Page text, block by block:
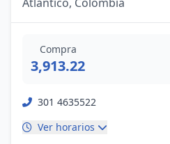
Compra
3,913.22
301 4635522
Ver horarios